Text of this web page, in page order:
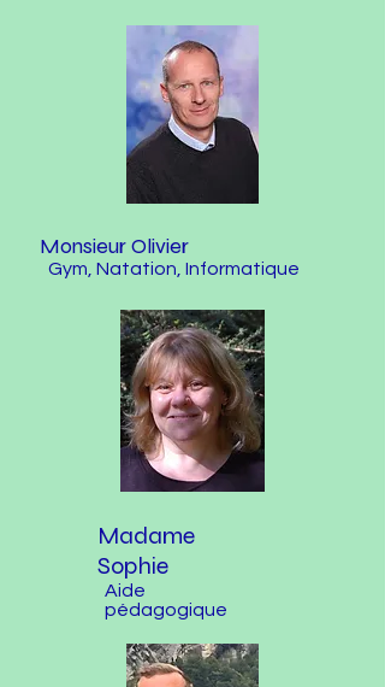
Monsieur Olivier
Gym, Natation, Informatique
Madame
Sophie
Aide
pédagogique